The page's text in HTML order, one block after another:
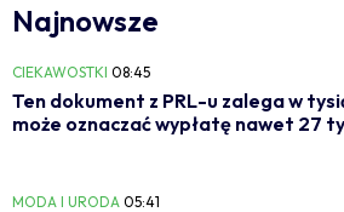
Najnowsze
CIEKAWOSTKI 08:45
Ten dokument z PRL-u zalega w
może oznaczać wypłatę nawet 27
MODA I URODA 05:41